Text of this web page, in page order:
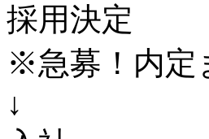
採用決定
※急募！内定
↓